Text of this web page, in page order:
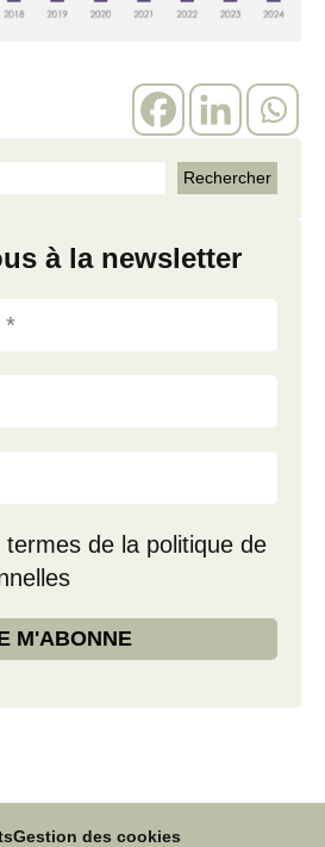
à la newsletter
de la politique de
Gestion des cookies